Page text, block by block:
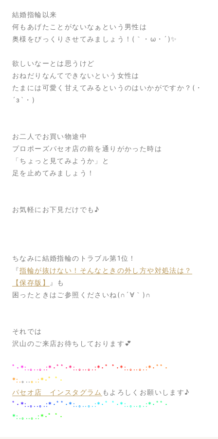
結婚指輪以来
何もあげたことがないなぁという男性は
奥様をびっくりさせてみましょう！(｀・ω・´)✨
欲しいなーとは思うけど
おねだりなんてできないという女性は
たまには可愛く甘えてみるというのはいかがですか？(・
´з`・)
お二人でお買い物途中
プロポーズパセオ店の前を通りがかった時は
「ちょっと見てみようか」と
足を止めてみましょう！
お気軽にお下見だけでも♪
ちなみに結婚指輪のトラブル第1位！
『指輪が抜けない！そんなときの外し方や対処法は？
【保存版】
』も
困ったときはご参照くださいね(∩´∀｀)∩
それでは
沢山のご来店お待ちしております💕
ﾟ･*:.｡ ..｡ .:* ･ﾟﾟ ･*:.｡..｡. :*･ ﾟ ﾟ ･*:.｡..｡. :*･ ﾟﾟ･
*:.｡..｡.: *･ﾟ ﾟ･
パセオ店 インスタグラム もよろしくお願いします♪
ﾟ･*:.｡ ..｡ .:* ･ﾟﾟ ･*:.｡..｡. :*･ ﾟ ﾟ ･*:.｡..｡. :*･ ﾟﾟ･
*:.｡..｡.: *･ﾟ ﾟ･